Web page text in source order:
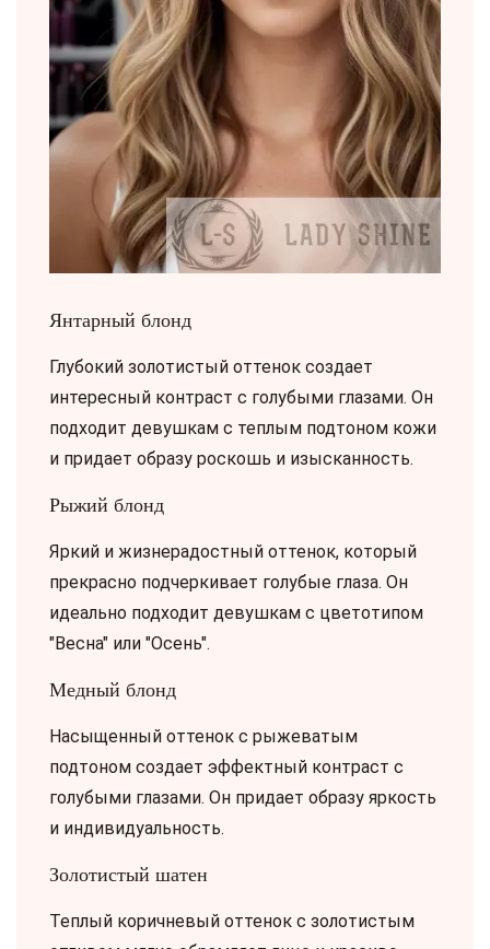
Янтарный блонд
Глубокий золотистый оттенок создает
интересный контраст с голубыми глазами. Он
подходит девушкам с теплым подтоном кожи
и придает образу роскошь и изысканность.
Рыжий блонд
Яркий и жизнерадостный оттенок, который
прекрасно подчеркивает голубые глаза. Он
идеально подходит девушкам с цветотипом
"Весна" или "Осень".
Медный блонд
Насыщенный оттенок с рыжеватым
подтоном создает эффектный контраст с
голубыми глазами. Он придает образу яркость
и индивидуальность.
Золотистый шатен
Теплый коричневый оттенок с золотистым